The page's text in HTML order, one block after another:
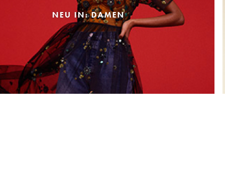
NEU IN: DAMEN